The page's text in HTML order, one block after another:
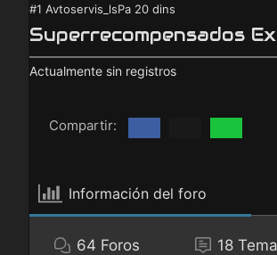
#1 Avtoservis_lsPa 20 dins
Superrecompensados
Actualmente sin registros
Compartir:
Información del foro
64 Foros 18